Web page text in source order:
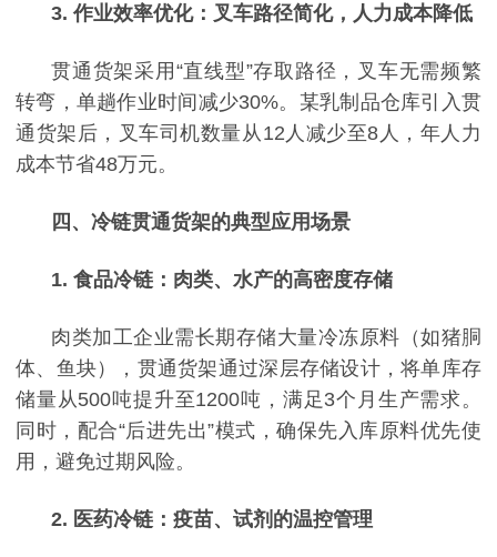
3. 作业效率优化：叉车路径简化，人力成本降低
贯通货架采用 “直线型”存取路径，叉车无需频繁
转弯，单趟作业时间减少30%。某乳制品仓库引入贯
通货架后，叉车司机数量从12人减少至8人，年人力
成本节省48万元。
四、冷链贯通货架的典型应用场景
1. 食品冷链：肉类、水产的高密度存储
肉类加工企业需长期存储大量冷冻原料（如猪胴
体、鱼块），贯通货架通过深层存储设计，将单库存
储量从500吨提升至1200吨，满足3个月生产需求。
同时，配合“后进先出”模式，确保先入库原料优先使
用，避免过期风险。
2. 医药冷链：疫苗、试剂的温控管理